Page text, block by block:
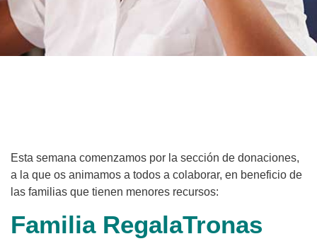
Esta semana comenzamos por la sección de donaciones,
a la que os animamos a todos a colaborar, en beneficio de
las familias que tienen menores recursos:
Familia RegalaTronas